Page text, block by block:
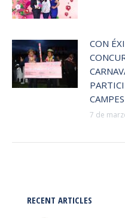
CON
7 de
RECENT ARTICLES